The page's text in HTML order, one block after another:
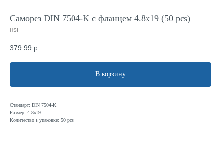
Саморез DIN 7504-K с фланцем 4.8x19 (50 pcs)
HSI
379.99 р.
В корзину
Стандарт: DIN 7504-K
Размер: 4.8x19
Количество в упаковке: 50 pcs